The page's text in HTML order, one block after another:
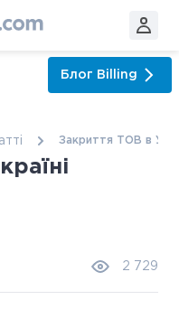
Блог Billing
Закриття ТОВ в
2 729